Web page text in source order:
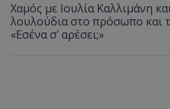
Χαμός με Ιουλία Καλλιμάνη
λουλούδια στο πρόσωπο και
«Εσένα σ’ αρέσει;»